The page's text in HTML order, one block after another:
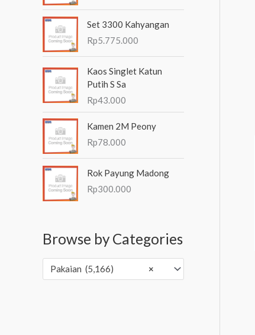
Set 3300 Kahyangan
Rp5.775.000
Kaos Singlet Katun
Putih S Sa
Rp43.000
Kamen 2M Peony
Rp78.000
Rok Payung Madong
Rp300.000
Browse by Categories
×
Pakaian (5,166)